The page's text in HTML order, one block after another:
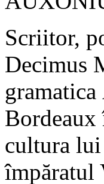
Scriitor,
Decimus
cultura
împăratul